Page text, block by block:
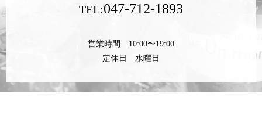
TEL:047-712-1893
営業時間 10:00〜19:00
定休日 水曜日